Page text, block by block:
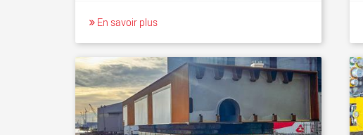
En savoir plus